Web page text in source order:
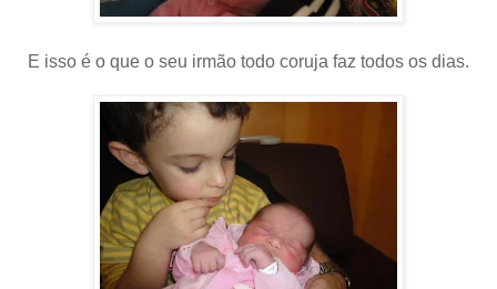
E isso é o que o seu irmão todo coruja faz todos os dias.